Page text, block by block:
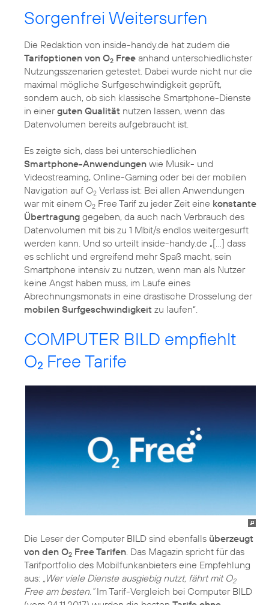
Sorgenfrei Weitersurfen
Die Redaktion von inside-handy.de hat zudem die
Tarifoptionen von O2 Free anhand unterschiedlichster
Nutzungsszenarien getestet. Dabei wurde nicht nur die
maximal mögliche Surfgeschwindigkeit geprüft,
sondern auch, ob sich klassische Smartphone-Dienste
in einerguten Qualität nutzen lassen, wenn das
Datenvolumen bereits aufgebraucht ist.
Es zeigte sich, dass bei unterschiedlichen
Smartphone-Anwendungen wie Musik- und
Videostreaming, Online-Gaming oder bei der mobilen
Navigation auf O2 Verlass ist: Bei allen Anwendungen
war mit einem O2 Free Tarif zu jeder Zeit eine konstante
Übertragung gegeben, da auch nach Verbrauch des
Datenvolumen mit bis zu 1 Mbit/s endlos weitergesurft
werden kann. Und so urteilt inside-handy.de „[…] dass
es schlicht und ergreifend mehr Spaß macht, sein
Smartphone intensiv zu nutzen, wenn man als Nutzer
keine Angst haben muss, im Laufe eines
Abrechnungsmonats in eine drastische Drosselung der
mobilen Surfgeschwindigkeit zu laufen“.
COMPUTER BILD empfiehlt
O2 Free Tarife
Die Leser der Computer BILD sind ebenfalls überzeugt
von den O2 Free Tarifen. Das Magazin spricht für das
Tarifportfolio des Mobilfunkanbieters eine Empfehlung
aus: „Wer viele Dienste ausgiebig nutzt, fährt mit O2
Free am besten.“Im Tarif-Vergleich bei Computer BILD